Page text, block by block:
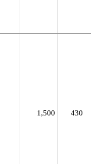
1,500 430